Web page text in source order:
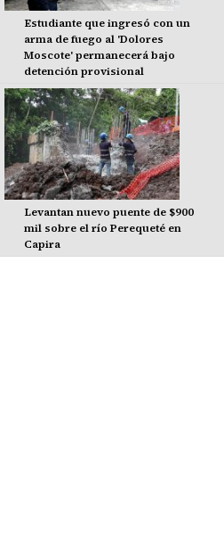
Estudiante que ingresó con un
arma de fuego al 'Dolores
Moscote' permanecerá bajo
detención provisional
Levantan nuevo puente de $900
mil sobre el río Perequeté en
Capira